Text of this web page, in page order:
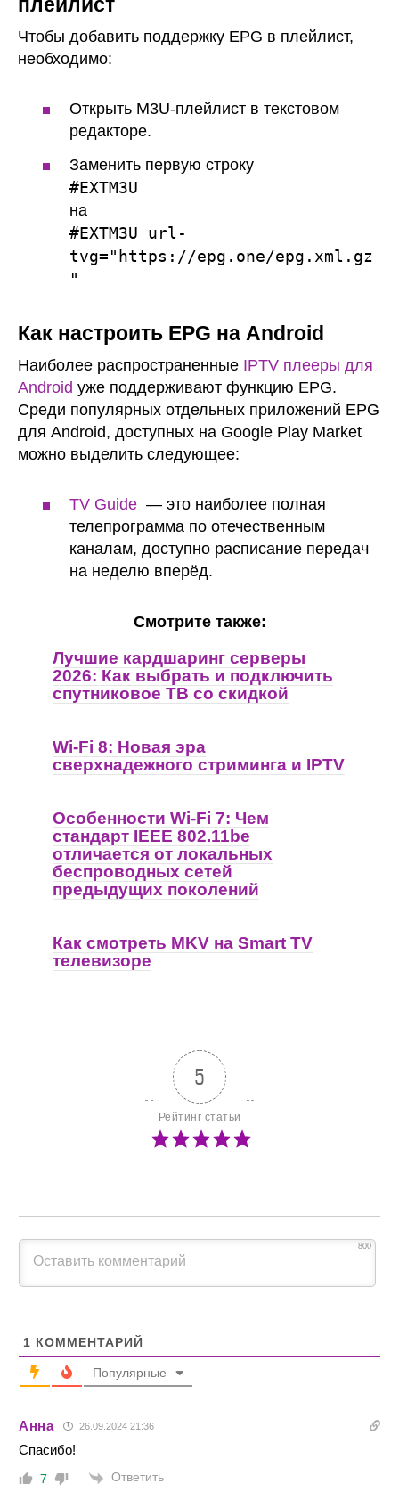
Чтобы добавить поддержку EPG в плейлист,
необходимо:
Открыть M3U-плейлист в текстовом
редакторе.
Заменить первую строку
#EXTM3U
на
#EXTM3U url-
tvg="https://epg.one/epg.xml.gz
"
Как настроить EPG на Android
Наиболее распространенные IPTV плееры для
Android уже поддерживают функцию EPG.
Cреди популярных отдельных приложений EPG
для Android, доступных на Google Play Market
можно выделить следующее:
TV Guide — это наиболее полная
телепрограмма по отечественным
каналам, доступно расписание передач
на неделю вперёд.
Смотрите также:
Лучшие кардшаринг серверы
2026: Как выбрать и подключить
спутниковое ТВ со скидкой
Wi-Fi 8: Новая эра
сверхнадежного стриминга и IPTV
Особенности Wi-Fi 7: Чем
стандарт IEEE 802.11be
отличается от локальных
беспроводных сетей
предыдущих поколений
Как смотреть MKV на Smart TV
телевизоре
5
Рейтинг статьи
800
1 КОММЕНТАРИЙ
Популярные
Анна 26.09.2024 21:36
Спасибо!
7 Ответить